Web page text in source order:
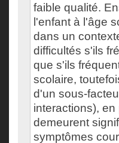
faible qualité.
l'enfant à l'âge
dans un
difficultés s'ils
que s'ils
scolaire,
d'un sous-
interactions),
demeurent
symptômes